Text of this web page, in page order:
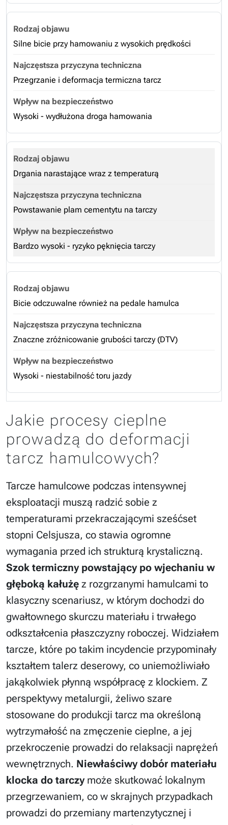
Silne bicie przy hamowaniu z wysokich prędkości
Przegrzanie i deformacja termiczna tarcz
Wysoki - wydłużona droga hamowania
Drgania narastające wraz z temperaturą
Powstawanie plam cementytu na tarczy
Bardzo wysoki - ryzyko pęknięcia tarczy
Bicie odczuwalne również na pedale hamulca
Znaczne zróżnicowanie grubości tarczy (DTV)
Wysoki - niestabilność toru jazdy
Jakie procesy cieplne
prowadzą do deformacji
tarcz hamulcowych?
Tarcze hamulcowe podczas intensywnej
eksploatacji muszą radzić sobie z
temperaturami przekraczającymi sześćset
stopni Celsjusza, co stawia ogromne
wymagania przed ich strukturą krystaliczną.
Szok termiczny powstający po wjechaniu w
głęboką kałużę z rozgrzanymi hamulcami to
klasyczny scenariusz, w którym dochodzi do
gwałtownego skurczu materiału i trwałego
odkształcenia płaszczyzny roboczej. Widziałem
tarcze, które po takim incydencie przypominały
kształtem talerz deserowy, co uniemożliwiało
jakąkolwiek płynną współpracę z klockiem. Z
perspektywy metalurgii, żeliwo szare
stosowane do produkcji tarcz ma określoną
wytrzymałość na zmęczenie cieplne, a jej
przekroczenie prowadzi do relaksacji naprężeń
wewnętrznych. Niewłaściwy dobór materiału
klocka do tarczy może skutkować lokalnym
przegrzewaniem, co w skrajnych przypadkach
prowadzi do przemiany martenzytycznej i